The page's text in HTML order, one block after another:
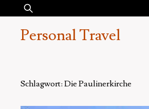
content
Suchen
Personal Travel
Schlagwort: Die Paulinerkirche